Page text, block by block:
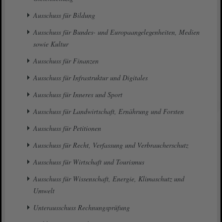
Ausschuss für Bildung
Ausschuss für Bundes- und Europaangelegenheiten, Medien
sowie Kultur
Ausschuss für Finanzen
Ausschuss für Infrastruktur und Digitales
Ausschuss für Inneres und Sport
Ausschuss für Landwirtschaft, Ernährung und Forsten
Ausschuss für Petitionen
Ausschuss für Recht, Verfassung und Verbraucherschutz
Ausschuss für Wirtschaft und Tourismus
Ausschuss für Wissenschaft, Energie, Klimaschutz und
Umwelt
Unterausschuss Rechnungsprüfung